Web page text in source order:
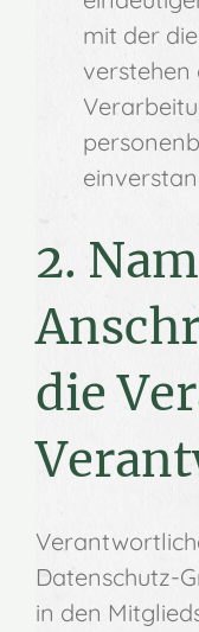
mit der
verstehen
2.
die
Datenschutz-
in den